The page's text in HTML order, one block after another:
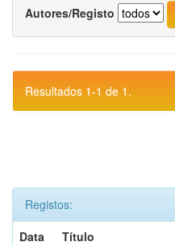
Autores/Registo
Resultados 1-1 de 1.
Registos:
Data
Título